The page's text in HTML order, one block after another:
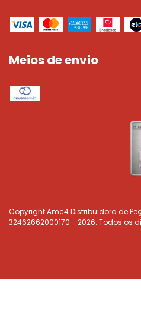
Meios de envio
Copyright Amc4 Distribuidora de
32462662000170 - 2026. Todos os